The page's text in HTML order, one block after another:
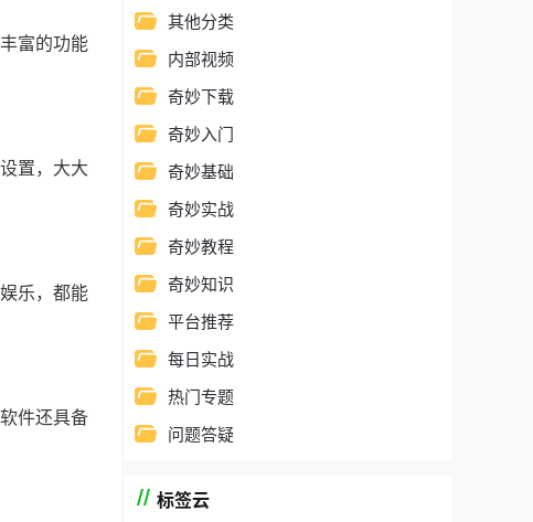
富的功能
置，大大
乐，都能
件还具备
其他分类
内部视频
奇妙下载
奇妙入门
奇妙基础
奇妙实战
奇妙教程
奇妙知识
平台推荐
每日实战
热门专题
问题答疑
标签云